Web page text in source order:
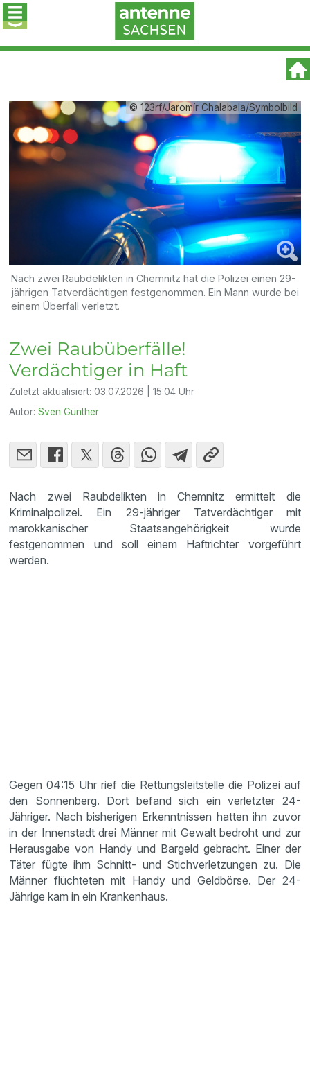
© 123rf/Jaromír Chalabala/Symbolbild
Nach zwei Raubdelikten in Chemnitz hat die Polizei einen 29-
jährigen Tatverdächtigen festgenommen. Ein Mann wurde bei
einem Überfall verletzt.
Zwei Raubüberfälle!
Verdächtiger in Haft
Zuletzt aktualisiert:03.07.2026 | 15:04 Uhr
Autor:Sven Günther
Nach zwei Raubdelikten in Chemnitz ermittelt die
Kriminalpolizei. Ein 29-jähriger Tatverdächtiger mit
marokkanischer Staatsangehörigkeit wurde
festgenommen und soll einem Haftrichter vorgeführt
werden.
Gegen 04:15 Uhr rief die Rettungsleitstelle die Polizei auf
den Sonnenberg. Dort befand sich ein verletzter 24-
Jähriger. Nach bisherigen Erkenntnissen hatten ihn zuvor
in der Innenstadt drei Männer mit Gewalt bedroht und zur
Herausgabe von Handy und Bargeld gebracht. Einer der
Täter fügte ihm Schnitt- und Stichverletzungen zu. Die
Männer flüchteten mit Handy und Geldbörse. Der 24-
Jährige kam in ein Krankenhaus.